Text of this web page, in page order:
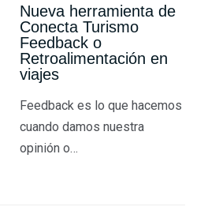
Nueva herramienta de
Conecta Turismo
Feedback o
Retroalimentación en
viajes
Feedback es lo que hacemos
cuando damos nuestra
opinión o…